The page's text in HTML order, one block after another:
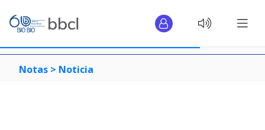
Notas > Noticia